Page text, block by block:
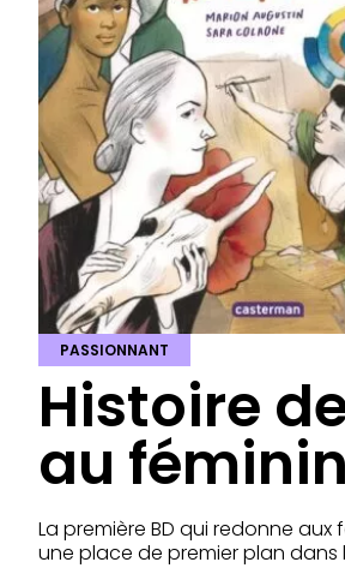
PASSIONNANT
Histoire
au féminin
La première BD qui redonne aux
une place de premier plan dans